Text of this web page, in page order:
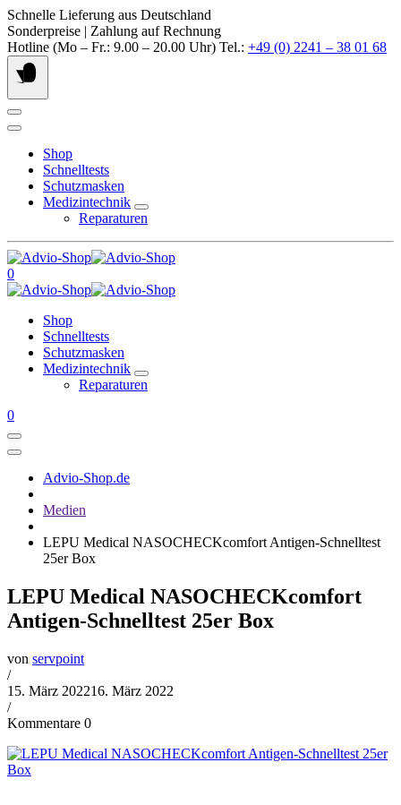
Springe
zum
Inhalt
Schnelle Lieferung aus Deutschland
Sonderpreise | Zahlung auf Rechnung
Hotline (Mo – Fr.: 9.00 – 20.00 Uhr) Tel.: +49 (0) 2241 – 38 01 68
Shop
Schnelltests
Schutzmasken
Medizintechnik
Reparaturen
0
Shop
Schnelltests
Schutzmasken
Medizintechnik
Reparaturen
0
Advio-Shop.de
Medien
LEPU Medical NASOCHECKcomfort Antigen-Schnelltest
25er Box
LEPU Medical NASOCHECKcomfort
Antigen-Schnelltest 25er Box
von servpoint
/
15. März 202216. März 2022
/
Kommentare 0